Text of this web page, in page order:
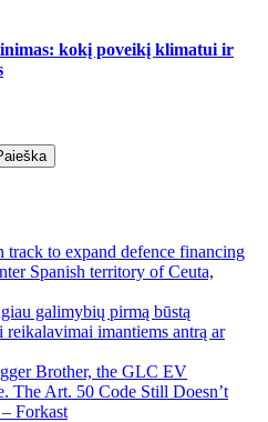
kokį poveikį klimatui ir
track to expand defence financing
Spanish territory of Ceuta,
galimybių pirmą būstą
reikalavimai imantiems antrą ar
Brother, the GLC EV
The Art. 50 Code Still Doesn’t
Forkast